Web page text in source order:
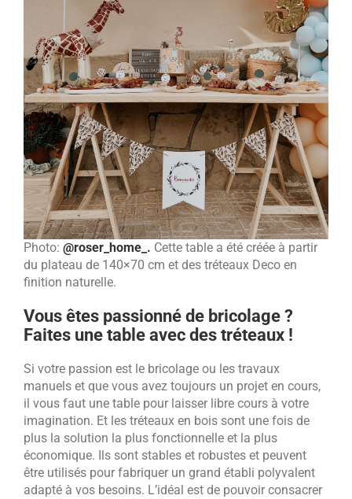
Photo: @roser_home_ . Cette table a été créée à partir
du plateau de 140×70 cm et des tréteaux Deco en
finition naturelle.
Vous êtes passionné de bricolage ?
Faites une table avec des tréteaux !
Si votre passion est le bricolage ou les travaux
manuels et que vous avez toujours un projet en cours,
il vous faut une table pour laisser libre cours à votre
imagination. Et les tréteaux en bois sont une fois de
plus la solution la plus fonctionnelle et la plus
économique. Ils sont stables et robustes et peuvent
être utilisés pour fabriquer un grand établi polyvalent
adapté à vos besoins. L’idéal est de pouvoir consacrer